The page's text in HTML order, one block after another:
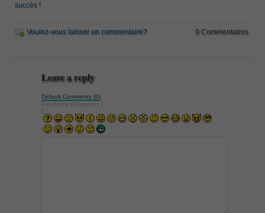
succès !
Voulez-vous laisser un commentaire? 0 Commentaires.
Leave a reply
Default Comments (0)
Facebook Comments (
)